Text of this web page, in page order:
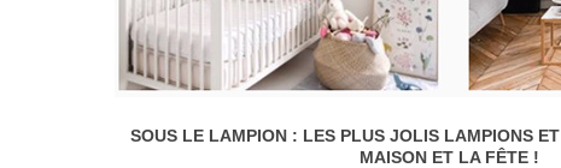
SOUS LE LAMPION : LES PLUS JOLIS LAMPIONS
MAISON ET LA FÊTE !